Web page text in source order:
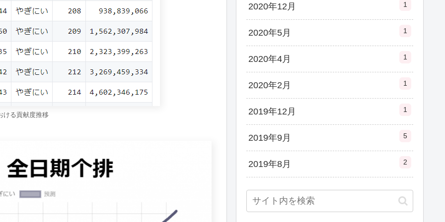
ける貢献度推移
2020年12月 1
2020年5月 1
2020年4月 1
2020年2月 1
2019年12月 1
2019年9月 5
2019年8月 2